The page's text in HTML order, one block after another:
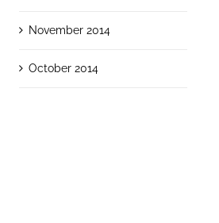
November 2014
October 2014